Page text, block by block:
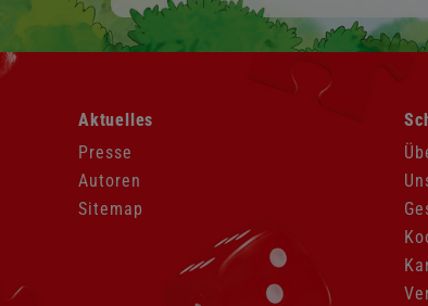
überspringen
Aktuelles
Presse
Autoren
Sitemap